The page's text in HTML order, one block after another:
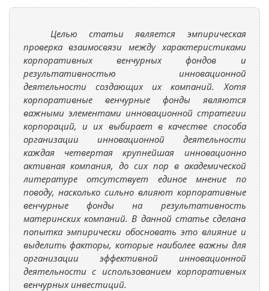
Целью статьи является эмпирическая
проверка взаимосвязи между характеристиками
корпоративных венчурных фондов и
результативностью инновационной
деятельности создающих их компаний. Хотя
корпоративные венчурные фонды являются
важными элементами инновационной стратегии
корпораций, и их выбирает в качестве способа
организации инновационной деятельности
каждая четвертая крупнейшая инновационно
активная компания, до сих пор в академической
литературе отсутствует единое мнение по
поводу, насколько сильно влияют корпоративные
венчурные фонды на результативность
материнских компаний. В данной статье сделана
попытка эмпирически обосновать это влияние и
выделить факторы, которые наиболее важны для
организации эффективной инновационной
деятельности с использованием корпоративных
венчурных инвестиций.